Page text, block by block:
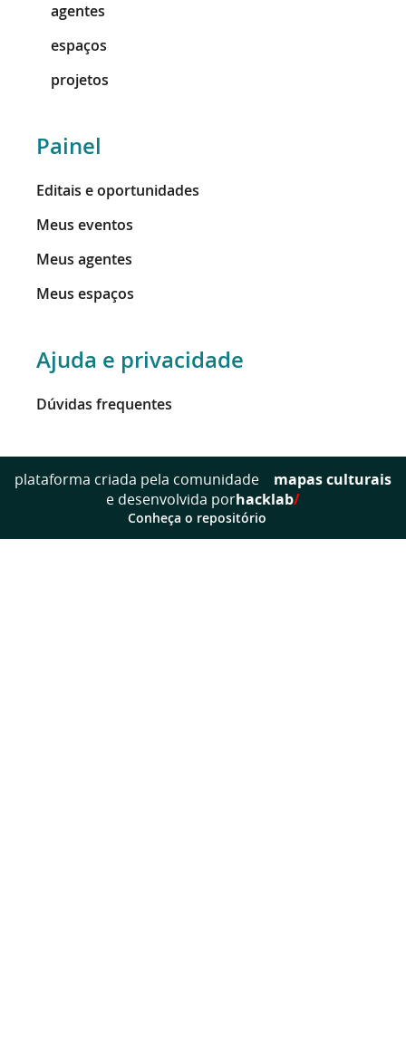
agentes
espaços
projetos
Painel
Editais e oportunidades
Meus eventos
Meus agentes
Meus espaços
Ajuda e privacidade
Dúvidas frequentes
plataforma criada pela comunidade
mapas culturais
e desenvolvida porhacklab/
Conheça o repositório